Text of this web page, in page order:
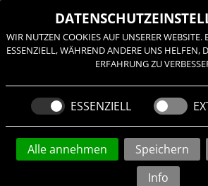
WIR NUTZEN COOKIES AUF UNSERER
ESSENZIELL, WÄHREND ANDERE UNS HELFEN,
ERFAHRUNG ZU
ESSENZIELL
Alle annehmen Speichern
Info